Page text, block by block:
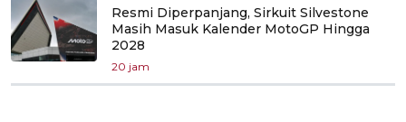
Resmi Diperpanjang, Sirkuit Silvestone
Masih Masuk Kalender MotoGP Hingga
2028
20 jam